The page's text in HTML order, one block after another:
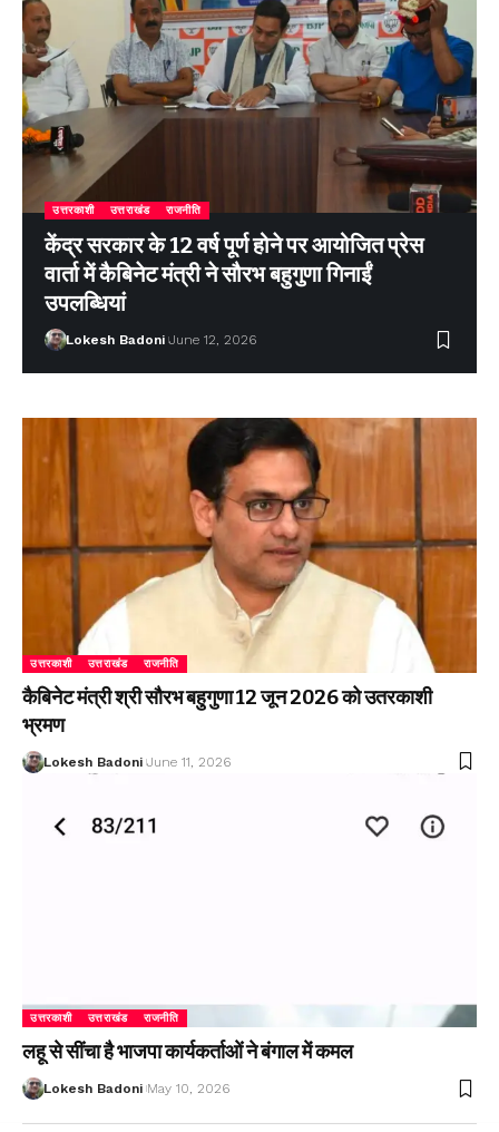
उत्तरकाशी उत्तराखंड राजनीति
केंद्र सरकार के 12 वर्ष पूर्ण होने पर आयोजित प्रेस
वार्ता में कैबिनेट मंत्री ने सौरभ बहुगुणा गिनाईं
उपलब्धियां
Lokesh Badoni June 12, 2026
उत्तरकाशी उत्तराखंड राजनीति
कैबिनेट मंत्री श्री सौरभ बहुगुणा 12 जून 2026 को उतरकाशी
भ्रमण
Lokesh Badoni June 11, 2026
उत्तरकाशी उत्तराखंड राजनीति
लहू से सींचा है भाजपा कार्यकर्ताओं ने बंगाल में कमल
Lokesh Badoni May 10, 2026